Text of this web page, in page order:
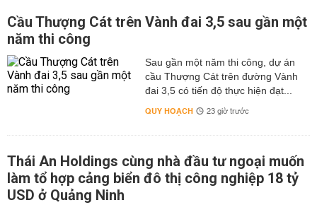
Cầu Thượng Cát trên Vành đai 3,5 sau gần một
năm thi công
Sau gần một năm thi công, dự án
cầu Thượng Cát trên đường Vành
đai 3,5 có tiến độ thực hiện đạt...
QUY HOẠCH 23 giờ trước
Thái An Holdings cùng nhà đầu tư ngoại muốn
làm tổ hợp cảng biển đô thị công nghiệp 18 tỷ
USD ở Quảng Ninh